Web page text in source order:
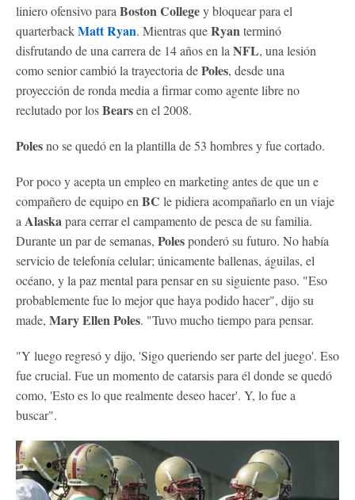
liniero ofensivo para Boston Collegey bloquear para el
quarterbackMattRyan. Mientras queRyanterminó
disfrutando de una carrera de 14 años en la NFL, una lesión
como senior cambió la trayectoria dePoles, desde una
proyección de ronda media a firmar como agente libre no
reclutado por losBearsen el 2008.
Polesno se quedó en la plantilla de 53 hombres y fue cortado.
Por poco y acepta un empleo en marketing antes de que un e
compañero de equipo en BC le pidiera acompañarlo en un viaje
a Alaskapara cerrar el campamento de pesca de su familia.
Durante un par de semanas, Polesponderó su futuro. No había
servicio de telefonía celular; únicamente ballenas, águilas, el
océano, y la paz mental para pensar en su siguiente paso. "Eso
probablemente fue lo mejor que haya podido hacer", dijo su
made, Mary EllenPoles. "Tuvo mucho tiempo para pensar.
"Y luego regresó y dijo, 'Sigo queriendo ser parte del juego'. Eso
fue crucial. Fue un momento de catarsis para él donde se quedó
como, 'Esto es lo que realmente deseo hacer'. Y, lo fue a
buscar".